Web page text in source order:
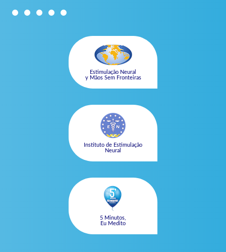
Estimulação Neural
y Mãos Sem Fronteiras
Instituto de Estimulação
Neural
5 Minutos,
Eu Medito